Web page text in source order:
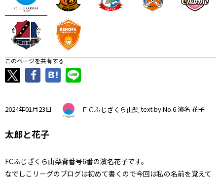
このページを共有する
2024年01月23日 ＦＣふじざくら山梨text by No.6 濱名 花子
太郎と花子
FCふじざくら山梨背番号6番の濱名花子です。
なでしこリーグのブログは初めて書くので今回は私の名前を覚えて